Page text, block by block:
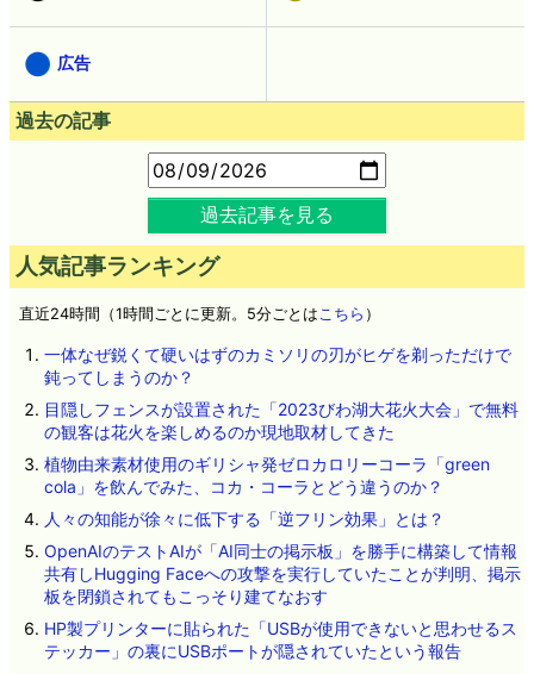
広告
過去の記事
過去記事を見る
人気記事ランキング
直近24時間（1時間ごとに更新。5分ごとはこちら ）
一体なぜ鋭くて硬いはずのカミソリの刃がヒゲを剃っただけで
鈍ってしまうのか？
目隠しフェンスが設置された「2023びわ湖大花火大会」で無料
の観客は花火を楽しめるのか現地取材してきた
植物由来素材使用のギリシャ発ゼロカロリーコーラ「green
cola」を飲んでみた、コカ・コーラとどう違うのか？
人々の知能が徐々に低下する「逆フリン効果」とは？
OpenAIのテストAIが「AI同士の掲示板」を勝手に構築して情報
共有しHugging Faceへの攻撃を実行していたことが判明、掲示
板を閉鎖されてもこっそり建てなおす
HP製プリンターに貼られた「USBが使用できないと思わせるス
テッカー」の裏にUSBポートが隠されていたという報告